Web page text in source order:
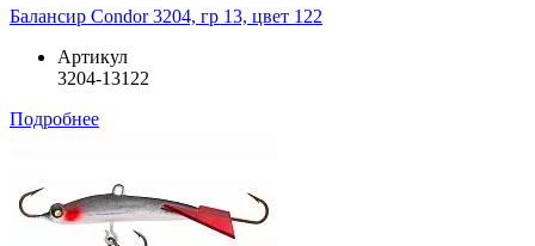
Балансир Condor 3204, гр 13, цвет 122
Артикул
3204-13122
Подробнее